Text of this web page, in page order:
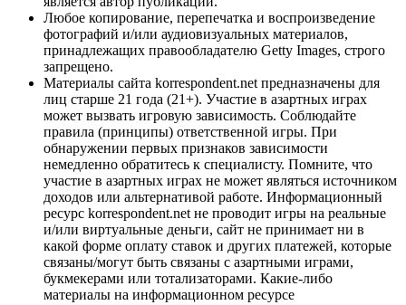
Любое копирование, перепечатка и воспроизведение
фотографий и/или аудиовизуальных материалов,
принадлежащих правообладателю Getty Images, строго
запрещено.
Материалы сайта korrespondent.net предназначены для
лиц старше 21 года (21+). Участие в азартных играх
может вызвать игровую зависимость. Соблюдайте
правила (принципы) ответственной игры. При
обнаружении первых признаков зависимости
немедленно обратитесь к специалисту. Помните, что
участие в азартных играх не может являться источником
доходов или альтернативой работе. Информационный
ресурс korrespondent.net не проводит игры на реальные
и/или виртуальные деньги, сайт не принимает ни в
какой форме оплату ставок и других платежей, которые
связаны/могут быть связаны с азартными играми,
букмекерами или тотализаторами. Какие-либо
материалы на информационном ресурсе